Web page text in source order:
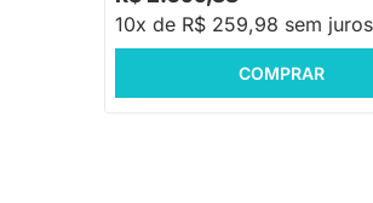
10x de R$ 259,98 sem juros
COMPRAR